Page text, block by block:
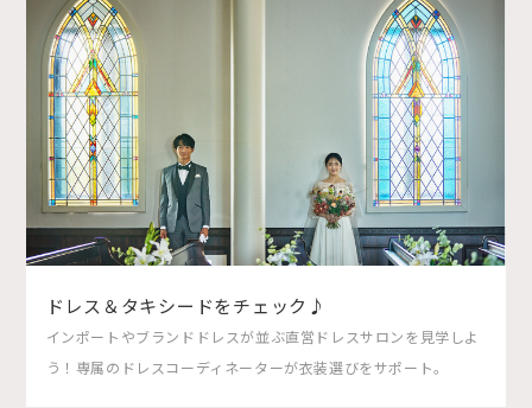
ドレス＆タキシードをチェック♪
インポートやブランドドレスが並ぶ直営ドレスサロンを見学しよ
う！専属のドレスコーディネーターが衣装選びをサポート。